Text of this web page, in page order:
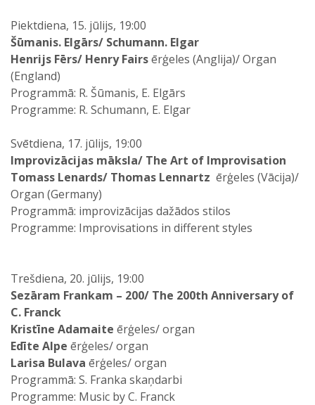
Piektdiena, 15. jūlijs, 19:00
Šūmanis. Elgārs/ Schumann. Elgar
Henrijs Fērs/ Henry Fairsērģeles (Anglija)/ Organ
(England)
Programmā: R. Šūmanis, E. Elgārs
Programme: R. Schumann, E. Elgar
Svētdiena, 17. jūlijs, 19:00
Improvizācijas māksla/ The Art of Improvisation
Tomass Lenards/ Thomas Lennartz ērģeles (Vācija)/
Organ (Germany)
Programmā: improvizācijas dažādos stilos
Programme: Improvisations in different styles
Trešdiena, 20. jūlijs, 19:00
Sezāram Frankam – 200/ The 200th Anniversary of
C. Franck
Kristīne Adamaite ērģeles/ organ
Edīte Alpe ērģeles/ organ
Larisa Bulava ērģeles/ organ
Programmā: S. Franka skaņdarbi
Programme: Music by C. Franck